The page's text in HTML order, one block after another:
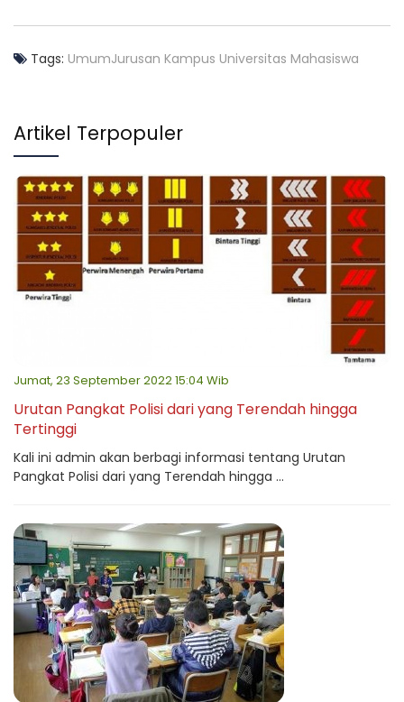
Tags: UmumJurusan Kampus Universitas Mahasiswa
Artikel Terpopuler
Jumat, 23 September 2022 15:04 Wib
Urutan Pangkat Polisi dari yang Terendah hingga
Tertinggi
Kali ini admin akan berbagi informasi tentang Urutan
Pangkat Polisi dari yang Terendah hingga ...